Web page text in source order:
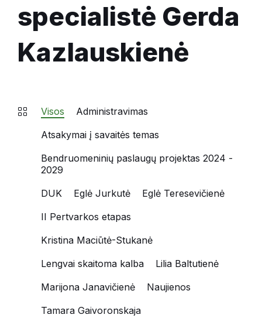
specialistė Gerda
Kazlauskienė
Visos
Administravimas
Atsakymai į savaitės temas
Bendruomeninių paslaugų projektas 2024 -
2029
DUK
Eglė Jurkutė
Eglė Teresevičienė
II Pertvarkos etapas
Kristina Maciūtė-Stukanė
Lengvai skaitoma kalba
Lilia Baltutienė
Marijona Janavičienė
Naujienos
Tamara Gaivoronskaja